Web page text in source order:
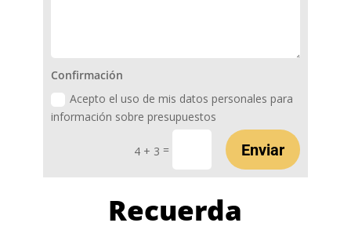
Confirmación
Acepto el uso de mis datos personales para
información sobre presupuestos
4 + 3 = Enviar
Recuerda